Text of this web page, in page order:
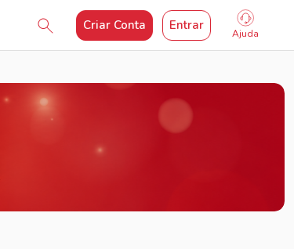
Criar Conta Entrar
Ajuda